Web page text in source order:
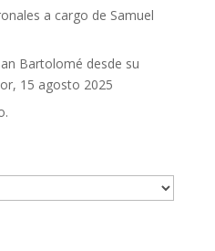
a cargo de Samuel
Bartolomé desde su
15 agosto 2025